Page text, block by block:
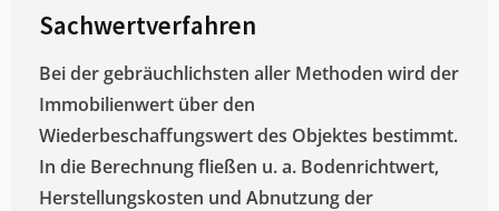
Sachwertverfahren
Bei der gebräuchlichsten aller Methoden wird der
Immobilienwert über den
Wiederbeschaffungswert des Objektes bestimmt.
In die Berechnung fließen u. a. Bodenrichtwert,
Herstellungskosten und Abnutzung der